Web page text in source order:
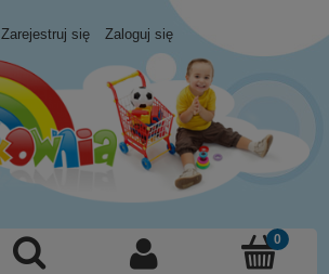
Zarejestruj się Zaloguj się